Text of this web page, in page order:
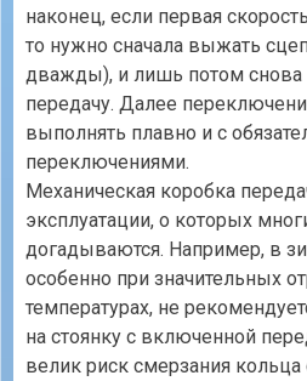
наконец, если первая
то нужно сначала выжать
дважды), и лишь потом
передачу. Далее
выполнять плавно и с
переключениями.
Механическая коробка
эксплуатации, о которых
догадываются. Например, в
особенно при значительных
температурах, не
на стоянку с включенной
велик риск смерзания кольца